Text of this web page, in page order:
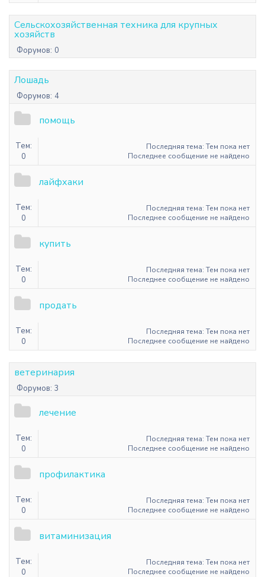
Сельскохозяйственная техника для крупных
хозяйств
Форумов: 0
Лошадь
Форумов: 4
помощь
Тем:
0
Последняя тема: Тем пока нет
Последнее сообщение не найдено
лайфхаки
Тем:
0
Последняя тема: Тем пока нет
Последнее сообщение не найдено
купить
Тем:
0
Последняя тема: Тем пока нет
Последнее сообщение не найдено
продать
Тем:
0
Последняя тема: Тем пока нет
Последнее сообщение не найдено
ветеринария
Форумов: 3
лечение
Тем:
0
Последняя тема: Тем пока нет
Последнее сообщение не найдено
профилактика
Тем:
0
Последняя тема: Тем пока нет
Последнее сообщение не найдено
витаминизация
Тем:
0
Последняя тема: Тем пока нет
Последнее сообщение не найдено